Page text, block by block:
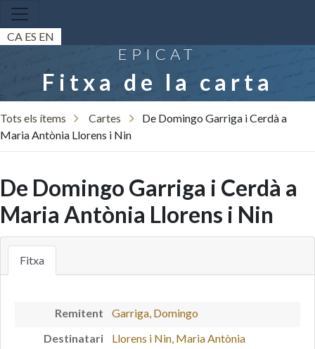
CA ES EN
EPICAT
Fitxa de la carta
Tots els ítems Cartes
De Domingo Garriga i Cerdà a
Maria Antònia Llorens i Nin
De Domingo Garriga i Cerdà a
Maria Antònia Llorens i Nin
Fitxa
Remitent
Garriga, Domingo
Destinatari
Llorens i Nin, Maria Antònia